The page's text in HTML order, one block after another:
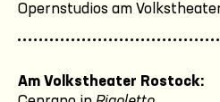
Opernstudios am
Am Volkstheater Rostock: